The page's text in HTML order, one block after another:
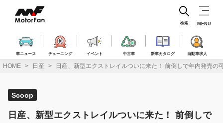
ス
車ニュース チューニング イベント 中古車 新車カタログ 自動車求人
検索 MENU
HOME 日産 日産、新型エクストレイルついに来た！ 前倒しで年内発売の
Scoop
日産、新型エクストレイルついに来た！ 前倒しで